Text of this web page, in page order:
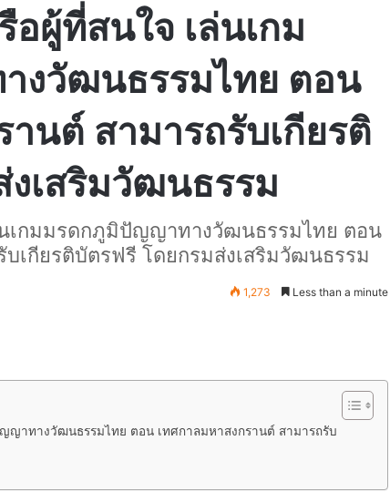
ผู้ที่สนใจ เล่นเกม
งวัฒนธรรมไทย ตอน
นต์ สามารถรับเกียรติ
เสริมวัฒนธรรม
เกมมรดกภูมิปัญญาทางวัฒนธรรมไทย ตอน
เกียรติบัตรฟรี โดยกรมส่งเสริมวัฒนธรรม
1,273 Less than a minute
ญาทางวัฒนธรรมไทย ตอน เทศกาลมหาสงกรานต์ สามารถรับ